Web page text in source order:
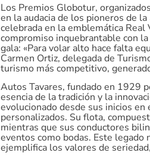
Los Premios Globotur,
en la audacia de los pioneros de
celebrada en la emblemática
compromiso inquebrantable con
gala: «Para volar alto hace falta
Carmen Ortiz, delegada de
turismo más competitivo,
Autos Tavares, fundado en 1929
esencia de la tradición y la
evolucionado desde sus inicios
personalizados. Su flota,
mientras que sus conductores
eventos como bodas. Este legado
ejemplifica los valores de